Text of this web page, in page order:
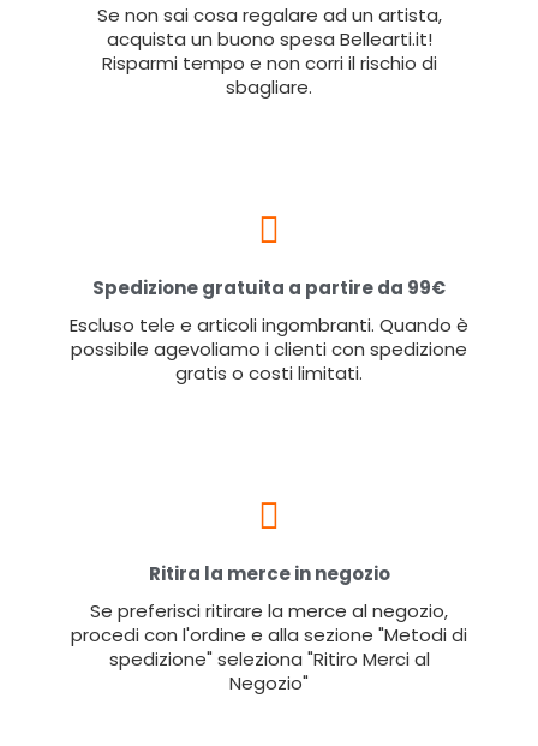
Se non sai cosa regalare ad un artista,
acquista un buono spesa Bellearti.it!
Risparmi tempo e non corri il rischio di
sbagliare.
Spedizione gratuita a partire da 99€
Escluso tele e articoli ingombranti. Quando è
possibile agevoliamo i clienti con spedizione
gratis o costi limitati.
Ritira la merce in negozio
Se preferisci ritirare la merce al negozio,
procedi con l'ordine e alla sezione "Metodi di
spedizione" seleziona "Ritiro Merci al
Negozio"